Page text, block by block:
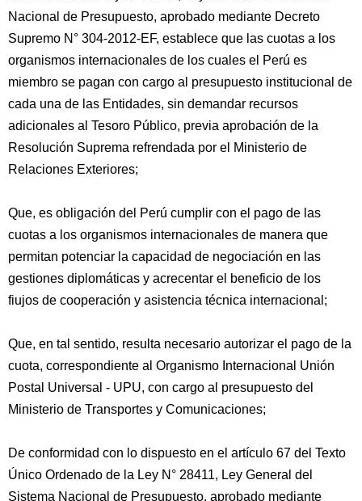
Nacional de Presupuesto, aprobado mediante Decreto
Supremo N° 304-2012-EF, establece que las cuotas a los
organismos internacionales de los cuales el Perú es
miembro se pagan con cargo al presupuesto institucional de
cada una de las Entidades, sin demandar recursos
adicionales al Tesoro Público, previa aprobación de la
Resolución Suprema refrendada por el Ministerio de
Relaciones Exteriores;
Que, es obligación del Perú cumplir con el pago de las
cuotas a los organismos internacionales de manera que
permitan potenciar la capacidad de negociación en las
gestiones diplomáticas y acrecentar el beneficio de los
fiujos de cooperación y asistencia técnica internacional;
Que, en tal sentido, resulta necesario autorizar el pago de la
cuota, correspondiente al Organismo Internacional Unión
Postal Universal - UPU, con cargo al presupuesto del
Ministerio de Transportes y Comunicaciones;
De conformidad con lo dispuesto en el artículo 67 del Texto
Único Ordenado de la Ley N° 28411, Ley General del
Sistema Nacional de Presupuesto, aprobado mediante